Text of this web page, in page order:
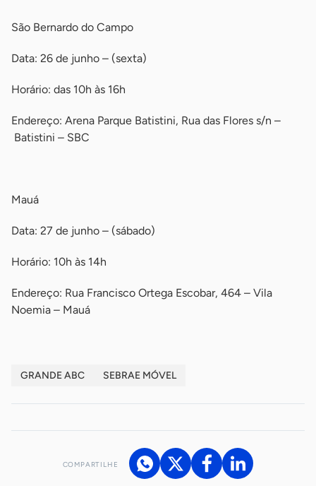
São Bernardo do Campo
Data: 26 de junho – (sexta)
Horário: das 10h às 16h
Endereço: Arena Parque Batistini, Rua das Flores s/n –
Batistini – SBC
Mauá
Data: 27 de junho – (sábado)
Horário: 10h às 14h
Endereço: Rua Francisco Ortega Escobar, 464 – Vila
Noemia – Mauá
GRANDE ABC SEBRAE MÓVEL
COMPARTILHE